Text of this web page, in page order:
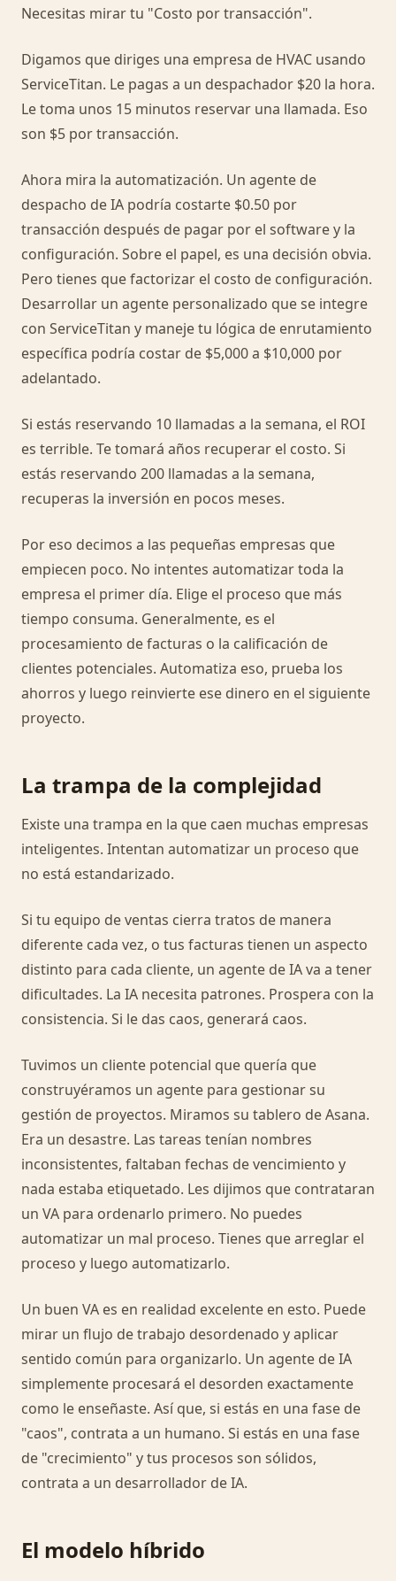
Necesitas mirar tu "Costo por transacción".
Digamos que diriges una empresa de HVAC usando
ServiceTitan. Le pagas a un despachador $20 la hora.
Le toma unos 15 minutos reservar una llamada. Eso
son $5 por transacción.
Ahora mira la automatización. Un agente de
despacho de IA podría costarte $0.50 por
transacción después de pagar por el software y la
configuración. Sobre el papel, es una decisión obvia.
Pero tienes que factorizar el costo de configuración.
Desarrollar un agente personalizado que se integre
con ServiceTitan y maneje tu lógica de enrutamiento
específica podría costar de $5,000 a $10,000 por
adelantado.
Si estás reservando 10 llamadas a la semana, el ROI
es terrible. Te tomará años recuperar el costo. Si
estás reservando 200 llamadas a la semana,
recuperas la inversión en pocos meses.
Por eso decimos a las pequeñas empresas que
empiecen poco. No intentes automatizar toda la
empresa el primer día. Elige el proceso que más
tiempo consuma. Generalmente, es el
procesamiento de facturas o la calificación de
clientes potenciales. Automatiza eso, prueba los
ahorros y luego reinvierte ese dinero en el siguiente
proyecto.
La trampa de la complejidad
Existe una trampa en la que caen muchas empresas
inteligentes. Intentan automatizar un proceso que
no está estandarizado.
Si tu equipo de ventas cierra tratos de manera
diferente cada vez, o tus facturas tienen un aspecto
distinto para cada cliente, un agente de IA va a tener
dificultades. La IA necesita patrones. Prospera con la
consistencia. Si le das caos, generará caos.
Tuvimos un cliente potencial que quería que
construyéramos un agente para gestionar su
gestión de proyectos. Miramos su tablero de Asana.
Era un desastre. Las tareas tenían nombres
inconsistentes, faltaban fechas de vencimiento y
nada estaba etiquetado. Les dijimos que contrataran
un VA para ordenarlo primero. No puedes
automatizar un mal proceso. Tienes que arreglar el
proceso y luego automatizarlo.
Un buen VA es en realidad excelente en esto. Puede
mirar un flujo de trabajo desordenado y aplicar
sentido común para organizarlo. Un agente de IA
simplemente procesará el desorden exactamente
como le enseñaste. Así que, si estás en una fase de
"caos", contrata a un humano. Si estás en una fase
de "crecimiento" y tus procesos son sólidos,
contrata a un desarrollador de IA.
El modelo híbrido